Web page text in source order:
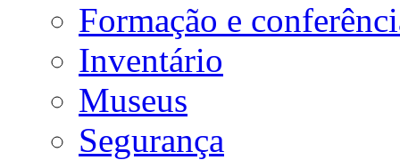
Formação e
Inventário
Museus
Segurança